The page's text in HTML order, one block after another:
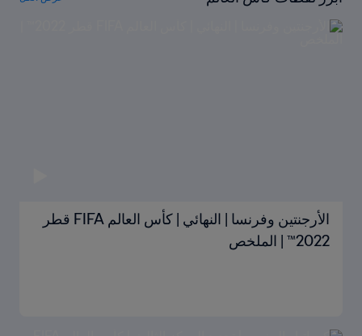
الأرجنتين وفرنسا | النهائي | كأس العالم FIFA قطر
2022™ | الملخص